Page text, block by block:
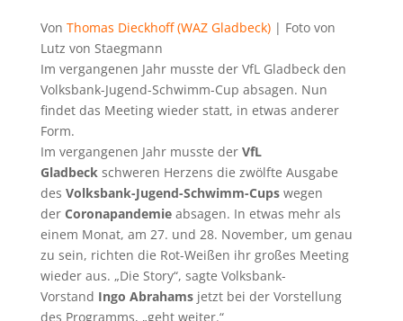
Von Thomas Dieckhoff (WAZ Gladbeck)| Foto von
Lutz von Staegmann
Im vergangenen Jahr musste der VfL Gladbeck den
Volksbank-Jugend-Schwimm-Cup absagen. Nun
findet das Meeting wieder statt, in etwas anderer
Form.
Im vergangenen Jahr musste der VfL
Gladbeck schweren Herzens die zwölfte Ausgabe
des Volksbank-Jugend-Schwimm-Cupswegen
der Coronapandemieabsagen. In etwas mehr als
einem Monat, am 27. und 28. November, um genau
zu sein, richten die Rot-Weißen ihr großes Meeting
wieder aus. „Die Story“, sagte Volksbank-
Vorstand Ingo Abrahams jetzt bei der Vorstellung
des Programms, „geht weiter.“